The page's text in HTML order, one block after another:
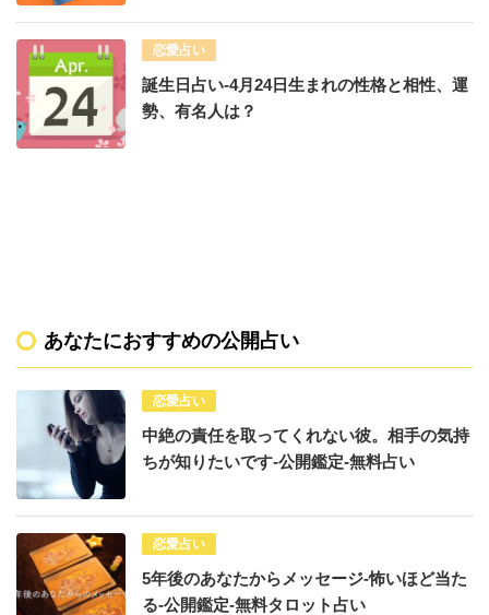
恋愛占い
誕生日占い-4月24日生まれの性格と相性、運
勢、有名人は？
あなたにおすすめの公開占い
恋愛占い
中絶の責任を取ってくれない彼。相手の気持
ちが知りたいです-公開鑑定-無料占い
恋愛占い
5年後のあなたからメッセージ-怖いほど当た
る-公開鑑定-無料タロット占い